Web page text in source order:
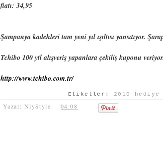
fiatı: 34,95
Şampanya kadehleri tam yeni yıl ışıltısı yansıtıyor.
Tchibo 100 ytl alışveriş yapanlara çekiliş kuponu
http://www.tchibo.com.tr/
Etiketler: 2010
Yazar: NlyStyle 04:08